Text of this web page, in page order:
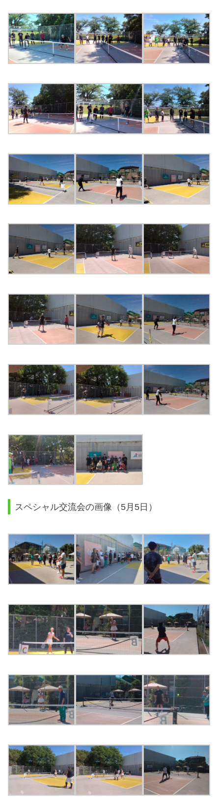
スペシャル交流会の画像（5月5日）